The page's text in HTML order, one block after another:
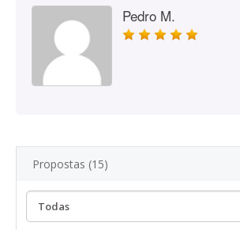
Pedro M.
Propostas (15)